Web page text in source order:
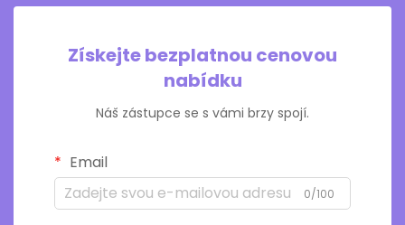
Získejte bezplatnou cenovou
nabídku
Náš zástupce se s vámi brzy spojí.
Email
0/100